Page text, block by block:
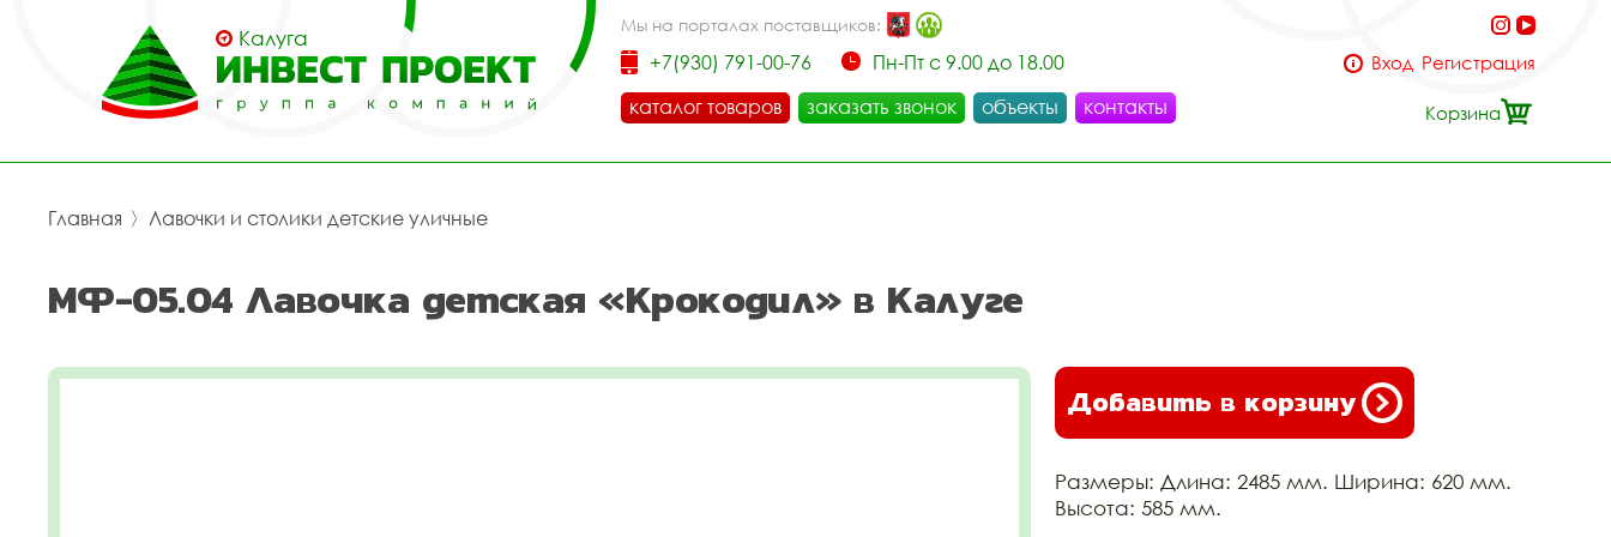
Калуга
Мы на порталах поставщиков:
+7(930) 791-00-76
Пн-Пт с 9.00 до 18.00
каталог товаров
заказать звонок объекты контакты
Вход Регистрация
Корзина
Главная 〉 Лавочки и столики детские уличные
МФ-05.04 Лавочка детская «Крокодил» в Калуге
Добавить в корзину
Размеры: Длина: 2485 мм. Ширина: 620 мм.
Высота: 585 мм.